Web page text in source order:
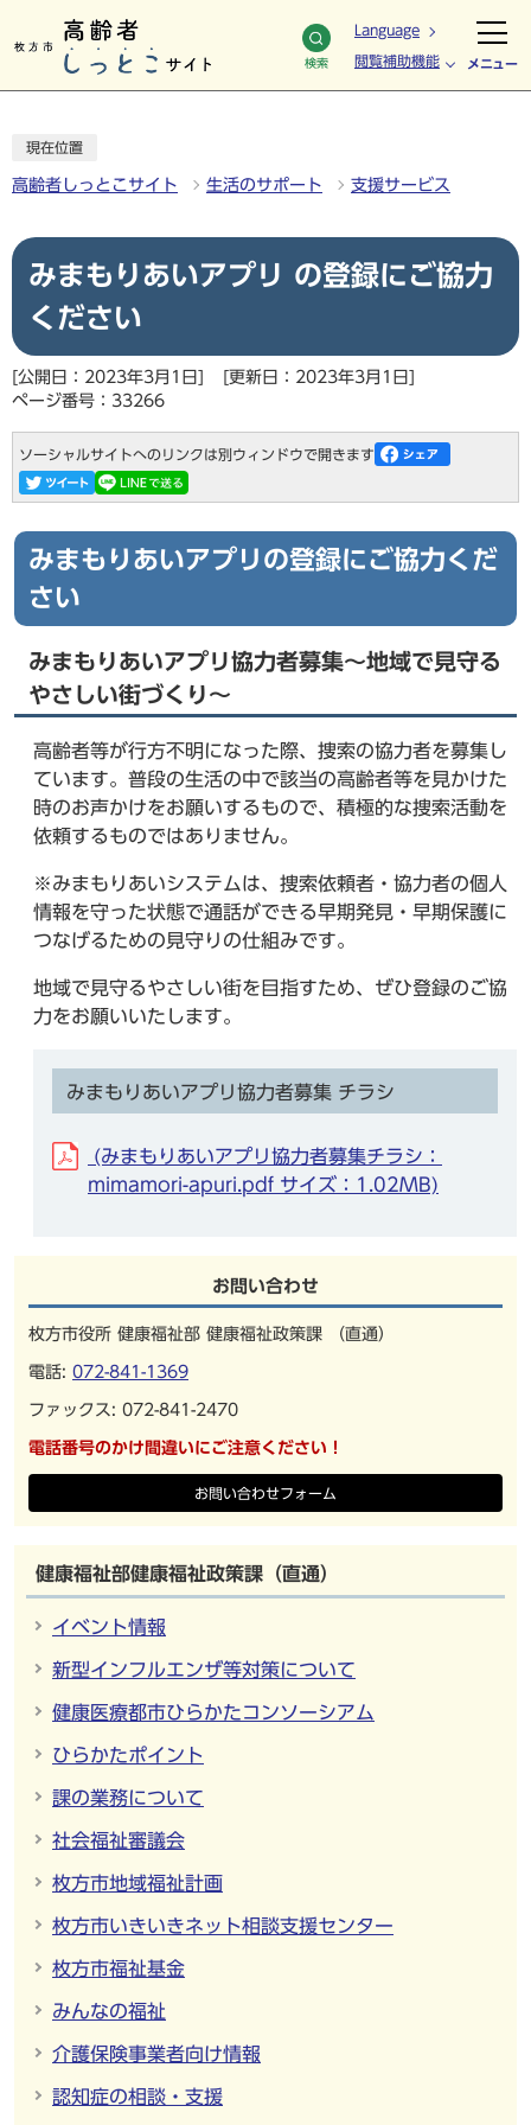
メニュー
検索
Language
閲覧補助機能
現在位置
高齢者しっとこサイト 生活のサポート 支援サービス
みまもりあいアプリ の登録にご協力
ください
[公開日：2023年3月1日]
[更新日：2023年3月1日]
ページ番号：33266
ソーシャルサイトへのリンクは別ウィンドウで開きます
みまもりあいアプリの登録にご協力くだ
さい
みまもりあいアプリ協力者募集～地域で見守る
やさしい街づくり～
高齢者等が行方不明になった際、捜索の協力者を募集し
ています。普段の生活の中で該当の高齢者等を見かけた
時のお声かけをお願いするもので、積極的な捜索活動を
依頼するものではありません。
※みまもりあいシステムは、捜索依頼者・協力者の個人
情報を守った状態で通話ができる早期発見・早期保護に
つなげるための見守りの仕組みです。
地域で見守るやさしい街を目指すため、ぜひ登録のご協
力をお願いいたします。
みまもりあいアプリ協力者募集 チラシ
(みまもりあいアプリ協力者募集チラシ：
mimamori-apuri.pdf サイズ：1.02MB)
お問い合わせ
枚方市役所 健康福祉部 健康福祉政策課 （直通）
電話: 072-841-1369
ファックス: 072-841-2470
電話番号のかけ間違いにご注意ください！
お問い合わせフォーム
健康福祉部健康福祉政策課（直通）
イベント情報
新型インフルエンザ等対策について
健康医療都市ひらかたコンソーシアム
ひらかたポイント
課の業務について
社会福祉審議会
枚方市地域福祉計画
枚方市いきいきネット相談支援センター
枚方市福祉基金
みんなの福祉
介護保険事業者向け情報
認知症の相談・支援